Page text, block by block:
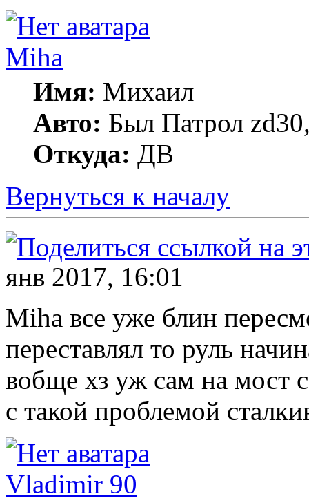
Miha
Имя: Михаил
Авто: Был Патрол
Откуда: ДВ
Вернуться к началу
янв 2017, 16:01
Miha все уже блин
переставлял то руль
вобще хз уж сам на мост
с такой проблемой
Vladimir 90